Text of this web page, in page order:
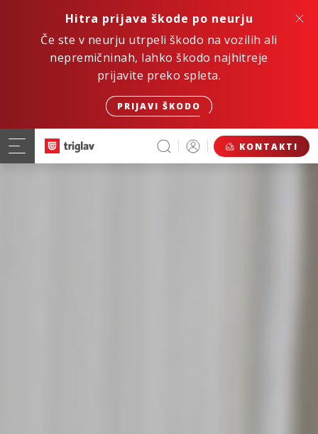
Hitra prijava škode po neurju
Če ste v neurju utrpeli škodo na vozilih ali
nepremičninah, lahko škodo najhitreje
prijavite preko spleta.
PRIJAVI ŠKODO
KONTAKTI